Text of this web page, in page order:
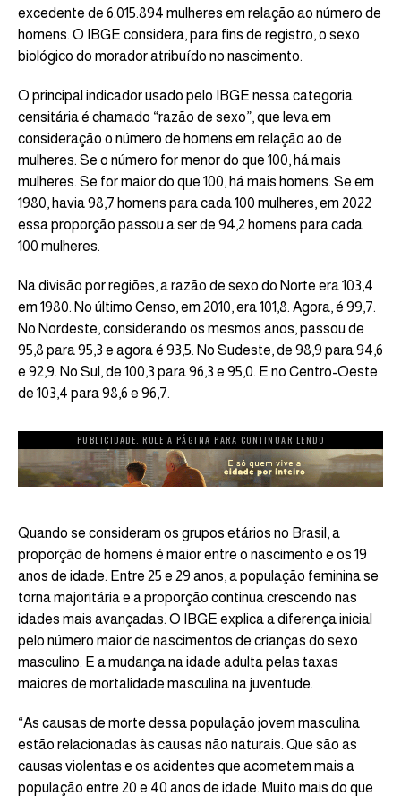
excedente de 6.015.894 mulheres em relação ao número de
homens. O IBGE considera, para fins de registro, o sexo
biológico do morador atribuído no nascimento.
O principal indicador usado pelo IBGE nessa categoria
censitária é chamado “razão de sexo”, que leva em
consideração o número de homens em relação ao de
mulheres. Se o número for menor do que 100, há mais
mulheres. Se for maior do que 100, há mais homens. Se em
1980, havia 98,7 homens para cada 100 mulheres, em 2022
essa proporção passou a ser de 94,2 homens para cada
100 mulheres.
Na divisão por regiões, a razão de sexo do Norte era 103,4
em 1980. No último Censo, em 2010, era 101,8. Agora, é 99,7.
No Nordeste, considerando os mesmos anos, passou de
95,8 para 95,3 e agora é 93,5. No Sudeste, de 98,9 para 94,6
e 92,9. No Sul, de 100,3 para 96,3 e 95,0. E no Centro-Oeste
de 103,4 para 98,6 e 96,7.
PUBLICIDADE. ROLE A PÁGINA PARA CONTINUAR LENDO
Quando se consideram os grupos etários no Brasil, a
proporção de homens é maior entre o nascimento e os 19
anos de idade. Entre 25 e 29 anos, a população feminina se
torna majoritária e a proporção continua crescendo nas
idades mais avançadas. O IBGE explica a diferença inicial
pelo número maior de nascimentos de crianças do sexo
masculino. E a mudança na idade adulta pelas taxas
maiores de mortalidade masculina na juventude.
“As causas de morte dessa população jovem masculina
estão relacionadas às causas não naturais. Que são as
causas violentas e os acidentes que acometem mais a
população entre 20 e 40 anos de idade. Muito mais do que